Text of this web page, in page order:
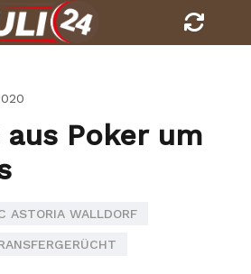
Poker um
ASTORIA WALLDORF